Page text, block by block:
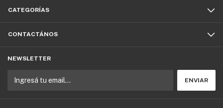
CATEGORÍAS
CONTACTÁNOS
NEWSLETTER